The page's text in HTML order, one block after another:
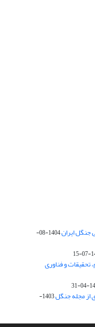
ایران
1404-08-
تحقیقات و فناوری
از مجله جنگل
1403-